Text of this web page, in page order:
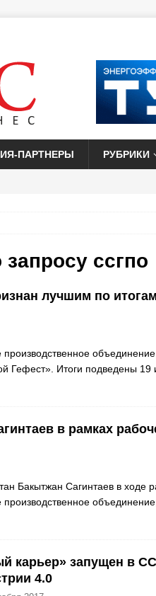
ПАРТНЕРЫ РУБРИКИ
запросу ссгпо
лучшим по
производственное
Гефест». Итоги подведены
в рамках
Бакытжан Сагинтаев в ходе
производственное
карьер» запущен в
4.0